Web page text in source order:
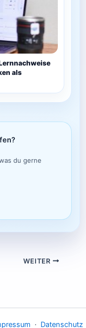
als
du gerne
WEITER
· Datenschutz